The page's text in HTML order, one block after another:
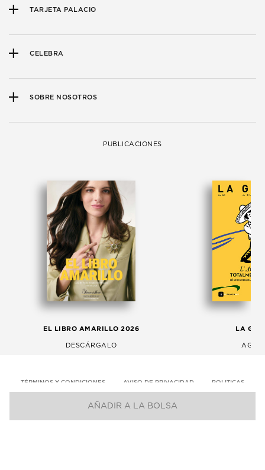
AÑADIR A LA BOLSA
TARJETA PALACIO
CELEBRA
SOBRE NOSOTROS
PUBLICACIONES
EL LIBRO AMARILLO 2026
DESCÁRGALO
LA
TÉRMINOS Y CONDICIONES AVISO DE PRIVACIDAD POLITICAS